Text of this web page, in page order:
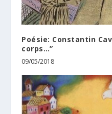
Poésie: Constantin
corps…”
09/05/2018